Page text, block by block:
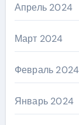
Апрель 2024
Март 2024
Февраль 2024
Январь 2024